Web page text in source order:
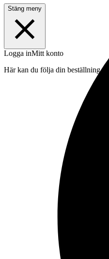
Stäng meny
Logga inMitt konto
Här kan du följa din beställning,